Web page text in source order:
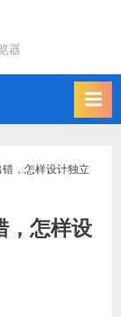
器
，怎样设计独立
，怎样设